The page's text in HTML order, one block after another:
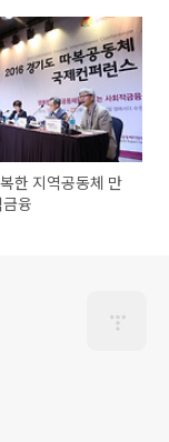
한 지역공동체 만
융